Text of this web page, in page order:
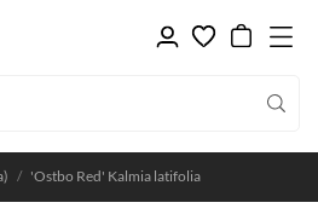
'Ostbo Red' Kalmia latifolia